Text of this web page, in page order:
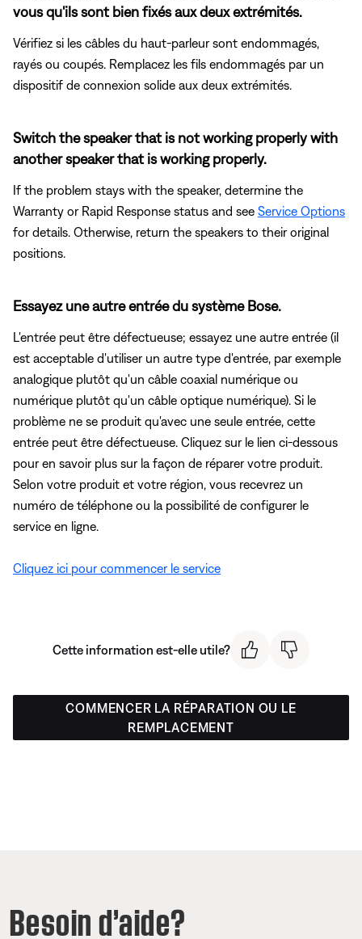
vous qu'ils sont bien fixés aux deux extrémités.
Vérifiez si les câbles du haut-parleur sont endommagés,
rayés ou coupés. Remplacez les fils endommagés par un
dispositif de connexion solide aux deux extrémités.
Switch the speaker that is not working properly with
another speaker that is working properly.
If the problem stays with the speaker, determine the
Warranty or Rapid Response status and see Service Options
for details. Otherwise, return the speakers to their original
positions.
Essayez une autre entrée du système Bose.
L'entrée peut être défectueuse; essayez une autre entrée (il
est acceptable d'utiliser un autre type d'entrée, par exemple
analogique plutôt qu'un câble coaxial numérique ou
numérique plutôt qu'un câble optique numérique). Si le
problème ne se produit qu'avec une seule entrée, cette
entrée peut être défectueuse. Cliquez sur le lien ci-dessous
pour en savoir plus sur la façon de réparer votre produit.
Selon votre produit et votre région, vous recevrez un
numéro de téléphone ou la possibilité de configurer le
service en ligne.
Cliquez ici pour commencer le service
Cette information est-elle utile?
COMMENCER LA RÉPARATION OU LE
REMPLACEMENT
Besoin d’aide?